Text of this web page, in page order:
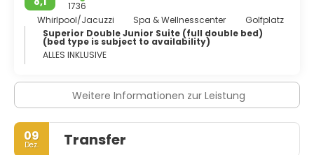
1736
Whirlpool/Jacuzzi
Spa & Wellnesscenter
Golfplatz
Superior Double Junior Suite (full double bed)
(bed type is subject to availability)
ALLES INKLUSIVE
Weitere Informationen zur Leistung
09
Dez. Transfer